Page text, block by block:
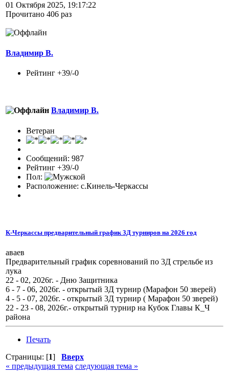
01 Октября 2025, 19:17:22
Прочитано 406 раз
Владимир В.
Рейтинг +39/-0
Владимир В.
Ветеран
Сообщений: 987
Рейтинг +39/-0
Пол:
Расположение: с.Кинель-Черкассы
К-Черкассы предварительный график 3Д турниров на 2026 год
аваев
Предварительный график соревнований по 3Д стрельбе из
лука
22 - 02, 2026г. - Дню Защитника
6 - 7 - 06, 2026г. - открытый 3Д турнир (Марафон 50 зверей)
4 - 5 - 07, 2026г. - открытый 3Д турнир ( Марафон 50 зверей)
22 - 23 - 08, 2026г.- открытый турнир на Кубок Главы К_Ч
района
Печать
Страницы: [1] Вверх
« предыдущая тема следующая тема »